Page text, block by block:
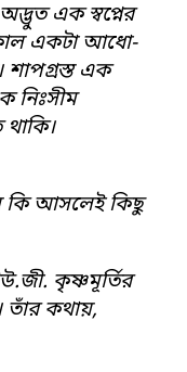
অদ্ভুত এক স্বপ্নের
একটা আধো-
শাপগ্রস্ত এক
নিঃসীম
থাকি।
কি আসলেই কিছু
কৃষ্ণমূর্তির
তাঁর কথায়,